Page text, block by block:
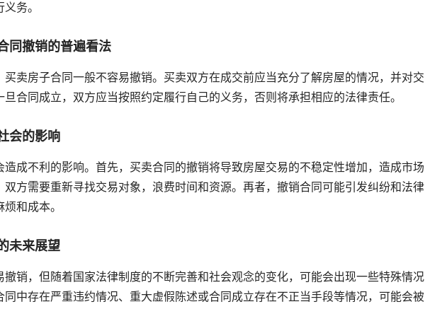
务。
同撤销的普遍看法
卖房子合同一般不容易撤销。买卖双方在成交前应当充分了解房屋的情况，并对交
合同成立，双方应当按照约定履行自己的义务，否则将承担相应的法律责任。
会的影响
成不利的影响。首先，买卖合同的撤销将导致房屋交易的不稳定性增加，造成市场
方需要重新寻找交易对象，浪费时间和资源。再者，撤销合同可能引发纠纷和法律
和成本。
未来展望
销，但随着国家法律制度的不断完善和社会观念的变化，可能会出现一些特殊情况
中存在严重违约情况、重大虚假陈述或合同成立存在不正当手段等情况，可能会被